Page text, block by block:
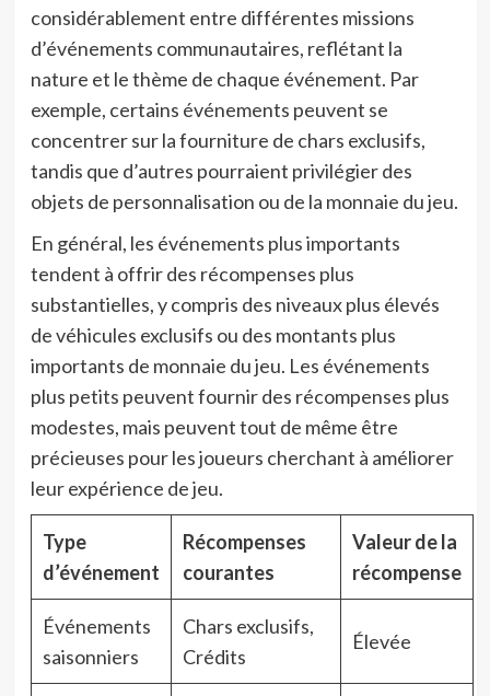
considérablement entre différentes missions
d’événements communautaires, reflétant la
nature et le thème de chaque événement. Par
exemple, certains événements peuvent se
concentrer sur la fourniture de chars exclusifs,
tandis que d’autres pourraient privilégier des
objets de personnalisation ou de la monnaie du jeu.
En général, les événements plus importants
tendent à offrir des récompenses plus
substantielles, y compris des niveaux plus élevés
de véhicules exclusifs ou des montants plus
importants de monnaie du jeu. Les événements
plus petits peuvent fournir des récompenses plus
modestes, mais peuvent tout de même être
précieuses pour les joueurs cherchant à améliorer
leur expérience de jeu.
Type
d’événement
Récompenses
courantes
Valeur de la
récompense
Événements
saisonniers
Chars exclusifs,
Crédits
Élevée